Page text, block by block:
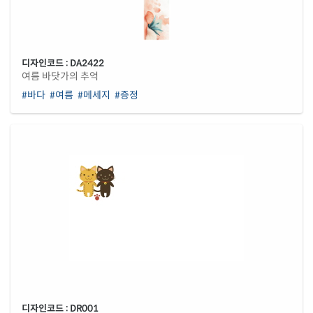
디자인코드 : DA2422
여름 바닷가의 추억
#바다 #여름 #메세지 #증정
디자인코드 : DR001